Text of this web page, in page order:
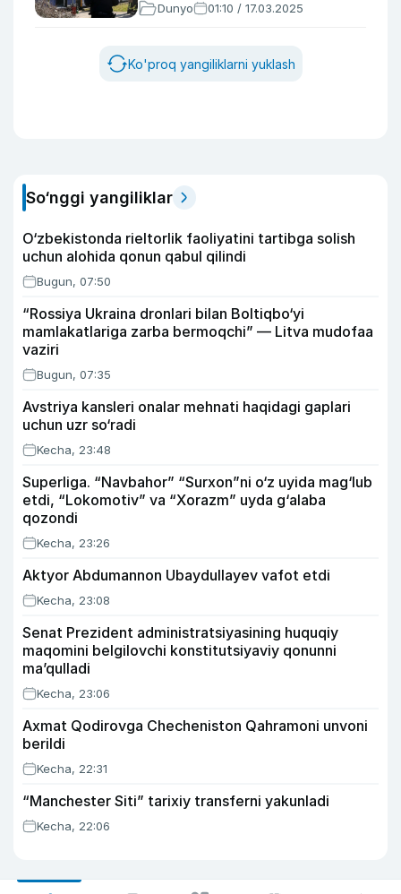
Dunyo 01:10 / 17.03.2025
Ko'proq yangiliklarni yuklash
So‘nggi yangiliklar
O‘zbekistonda rieltorlik faoliyatini tartibga solish
uchun alohida qonun qabul qilindi
Bugun, 07:50
“Rossiya Ukraina dronlari bilan Boltiqbo‘yi
mamlakatlariga zarba bermoqchi” — Litva mudofaa
vaziri
Bugun, 07:35
Avstriya kansleri onalar mehnati haqidagi gaplari
uchun uzr so‘radi
Kecha, 23:48
Superliga. “Navbahor” “Surxon”ni o‘z uyida mag‘lub
etdi, “Lokomotiv” va “Xorazm” uyda g‘alaba
qozondi
Kecha, 23:26
Aktyor Abdu­mannon Ubaydullayev vafot etdi
Kecha, 23:08
Senat Prezident administratsiyasining huquqiy
maqomini belgilovchi konstitutsiyaviy qonunni
ma’qulladi
Kecha, 23:06
Axmat Qodirovga Checheniston Qahramoni unvoni
berildi
Kecha, 22:31
“Manchester Siti” tarixiy transferni yakunladi
Kecha, 22:06